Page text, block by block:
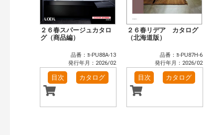
２６春スパージュカタロ
グ（商品編）
品番：ﾖ-PU88A-13
発行年月：2026/02
目次 カタログ
２６春リデア カタログ
（北海道版）
品番：ﾖ-PU87H-6
発行年月：2026/02
目次 カタログ